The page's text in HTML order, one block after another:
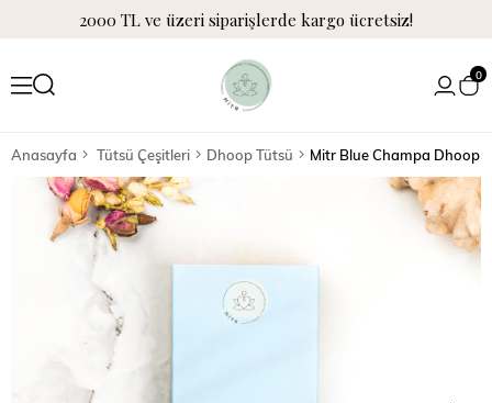
2000 TL ve üzeri siparişlerde kargo ücretsiz!
0
Anasayfa Tütsü Çeşitleri Dhoop Tütsü Mitr Blue Champa Dhoop